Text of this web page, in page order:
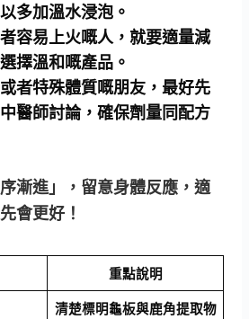
多加溫水浸泡。
容易上火嘅人，就要適量減
擇溫和嘅產品。
者特殊體質嘅朋友，最好先
醫師討論，確保劑量同配方
漸進」，留意身體反應，適
會更好！
重點說明
清楚標明龜板與鹿角提取物